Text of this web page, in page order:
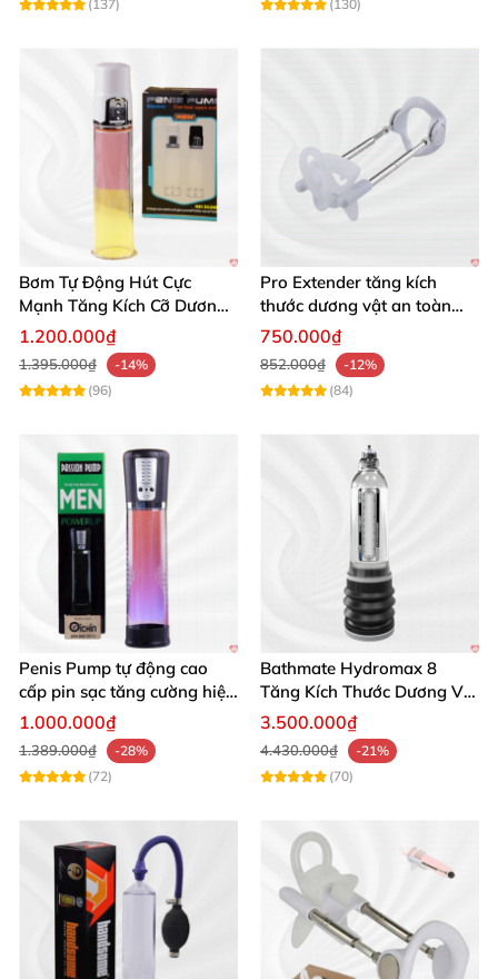
(137)
(130)
Bơm Tự Động Hút Cực
Mạnh Tăng Kích Cỡ Dương
Vật Hiệu Quả
1.200.000₫
1.395.000₫
-14%
(96)
Pro Extender tăng kích
thước dương vật an toàn
hiệu quả
750.000₫
852.000₫
-12%
(84)
Penis Pump tự động cao
cấp pin sạc tăng cường hiệu
quả mua ngay
1.000.000₫
1.389.000₫
-28%
(72)
Bathmate Hydromax 8
Tăng Kích Thước Dương Vật
An Toàn Hiệu Quả
3.500.000₫
4.430.000₫
-21%
(70)